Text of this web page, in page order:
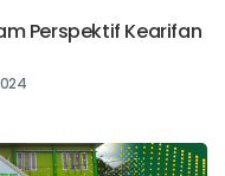
Perspektif Kearifan